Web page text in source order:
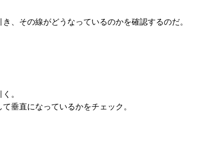
、その線がどうなっているのかを確認するのだ。
。
垂直になっているかをチェック。